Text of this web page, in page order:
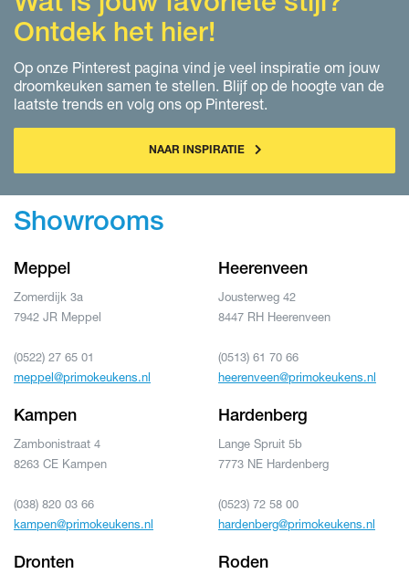
Wat is jouw favoriete stijl?
Ontdek het hier!
Op onze Pinterest pagina vind je veel inspiratie om jouw
droomkeuken samen te stellen. Blijf op de hoogte van de
laatste trends en volg ons op Pinterest.
NAAR INSPIRATIE
Showrooms
Meppel
Zomerdijk 3a
7942 JR Meppel
(0522) 27 65 01
meppel@primokeukens.nl
Heerenveen
Jousterweg 42
8447 RH Heerenveen
(0513) 61 70 66
heerenveen@primokeukens.nl
Kampen
Zambonistraat 4
8263 CE Kampen
(038) 820 03 66
kampen@primokeukens.nl
Hardenberg
Lange Spruit 5b
7773 NE Hardenberg
(0523) 72 58 00
hardenberg@primokeukens.nl
Dronten Roden